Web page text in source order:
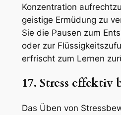
Konzentration
geistige Ermüdung zu
Sie die Pausen zum
oder zur
erfrischt zum Lernen
17. Stress effektiv
Das Üben von